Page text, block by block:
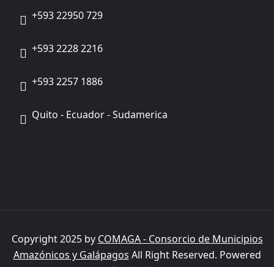
+593 22950 729
+593 2228 2216
+593 2257 1886
Quito - Ecuador - Sudamerica
Copyright 2025 by COMAGA - Consorcio de Municipios
Amazónicos y Galápagos All Right Reserved. Powered